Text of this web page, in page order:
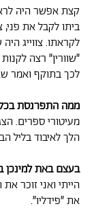
קצת אפשר היה
ביתו לקבל את
לקראתו. צווייג
״שוורין״ רצה
לכך בתוקף ואמר
ממה התפרנסת
מעיטורי ספרים.
הלך לאיבוד בליל
בעצם באת למינכן ב־22. אולי היית שם בזמן של הפוטש של
את ״פידליו״.